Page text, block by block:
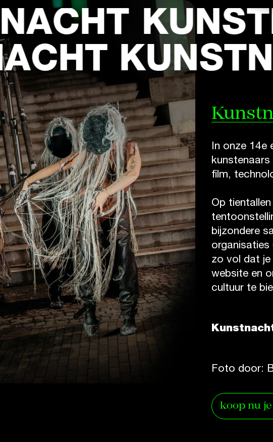
In onze 14e
film,
Op
bijzondere
organisaties
zo vol dat je
website en
cultuur te
Foto door:
koop nu